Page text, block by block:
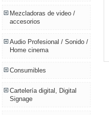
Mezcladoras de video /
accesorios
Audio Profesional / Sonido /
Home cinema
Consumibles
Cartelería digital, Digital
Signage